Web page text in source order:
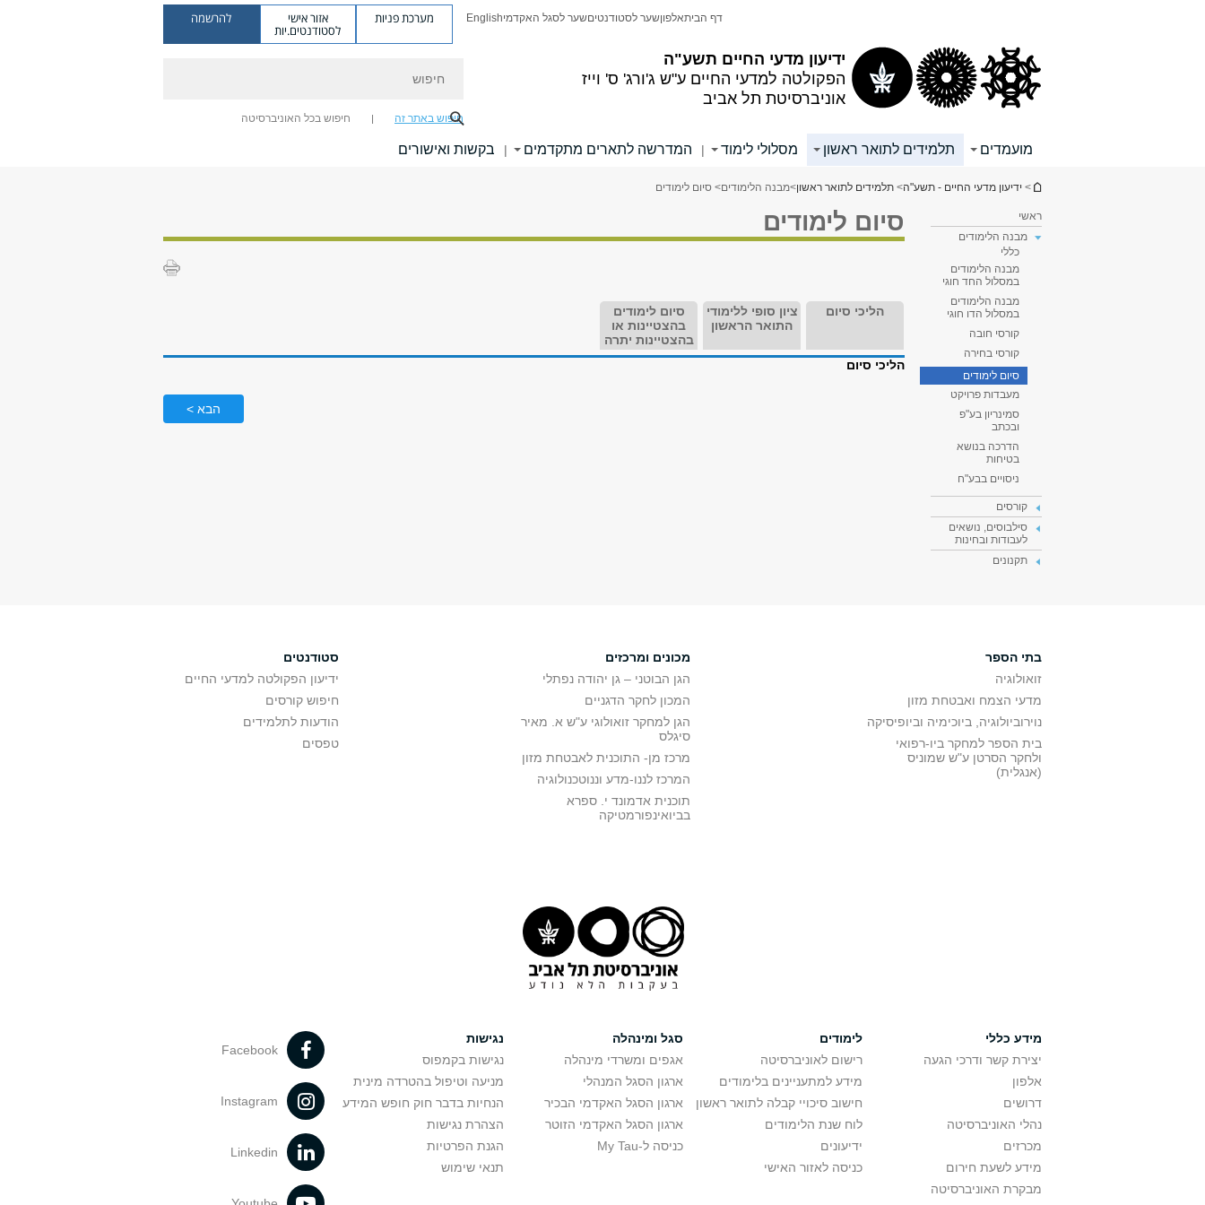
ידיעון מדעי החיים תשע"ה
הפקולטה למדעי החיים ע"ש ג'ורג' ס' וייז
אוניברסיטת תל אביב
דף הביתאלפוןשער לסטודנטיםשער לסגל האקדמיEnglish מערכת פניות אזור אישי
לסטודנטים.יות
להרשמה
חיפוש באתר זה חיפוש בכל האוניברסיטה
מועמדים תלמידים לתואר ראשון מסלולי לימוד | המדרשה לתארים מתקדמים | בקשות ואישורים
הינך נמצא כאן
> ידיעון מדעי החיים - תשע"ה> תלמידים לתואר ראשון>מבנה הלימודים> סיום לימודים
ראשי
מבנה הלימודים
כללי
מבנה הלימודים
במסלול החד חוגי
מבנה הלימודים
במסלול הדו חוגי
קורסי חובה
קורסי בחירה
סיום לימודים
מעבדות פרויקט
סמינריון בע"פ
ובכתב
הדרכה בנושא
בטיחות
ניסויים בבע"ח
קורסים
סילבוסים, נושאים
לעבודות ובחינות
תקנונים
סיום לימודים
הליכי סיום
ציון סופי ללימודי
התואר הראשון
סיום לימודים
בהצטיינות או
בהצטיינות יתרה
הליכי סיום
הבא >
בתי הספר
זואולוגיה
מדעי הצמח ואבטחת מזון
נוירוביולוגיה, ביוכימיה וביופיסיקה
בית הספר למחקר ביו-רפואי
ולחקר הסרטן ע"ש שמוניס
(אנגלית)
מכונים ומרכזים
הגן הבוטני – גן יהודה נפתלי
המכון לחקר הדגניים
הגן למחקר זואולוגי ע"ש א. מאיר
סיגלס
מרכז מן- התוכנית לאבטחת מזון
המרכז לננו-מדע וננוטכנולוגיה
תוכנית אדמונד י. ספרא
בביואינפורמטיקה
סטודנטים
ידיעון הפקולטה למדעי החיים
חיפוש קורסים
הודעות לתלמידים
טפסים
מידע כללי
יצירת קשר ודרכי הגעה
אלפון
דרושים
נהלי האוניברסיטה
מכרזים
מידע לשעת חירום
מבקרת האוניברסיטה
לימודים
רישום לאוניברסיטה
מידע למתעניינים בלימודים
חישוב סיכויי קבלה לתואר ראשון
לוח שנת הלימודים
ידיעונים
כניסה לאזור האישי
סגל ומינהלה
אגפים ומשרדי מינהלה
ארגון הסגל המנהלי
ארגון הסגל האקדמי הבכיר
ארגון הסגל האקדמי הזוטר
כניסה ל-My Tau
נגישות
נגישות בקמפוס
מניעה וטיפול בהטרדה מינית
הנחיות בדבר חוק חופש המידע
הצהרת נגישות
הגנת הפרטיות
תנאי שימוש
Facebook
Instagram
Linkedin